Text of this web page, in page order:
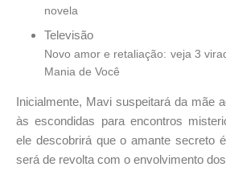
novela
Televisão
Novo amor e retaliação: veja 3
Mania de Você
Inicialmente, Mavi suspeitará da mãe
às escondidas para encontros
ele descobrirá que o amante secreto
será de revolta com o envolvimento